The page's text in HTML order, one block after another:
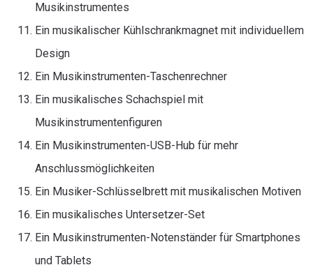
Musikinstrumentes
Ein musikalischer Kühlschrankmagnet mit individuellem
Design
Ein Musikinstrumenten-Taschenrechner
Ein musikalisches Schachspiel mit
Musikinstrumentenfiguren
Ein Musikinstrumenten-USB-Hub für mehr
Anschlussmöglichkeiten
Ein Musiker-Schlüsselbrett mit musikalischen Motiven
Ein musikalisches Untersetzer-Set
Ein Musikinstrumenten-Notenständer für Smartphones
und Tablets